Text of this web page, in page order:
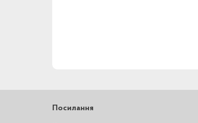
Посилання